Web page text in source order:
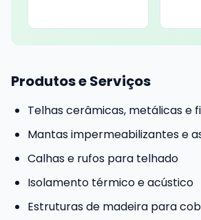
Produtos e Serviços
Telhas cerâmicas, metálicas e
Mantas impermeabilizantes e
Calhas e rufos para telhado
Isolamento térmico e acústico
Estruturas de madeira para